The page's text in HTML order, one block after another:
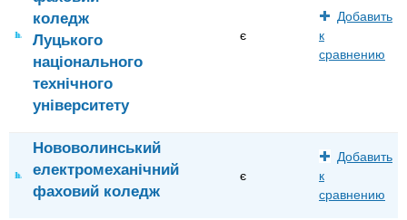
коледж
Луцького
національного
технічного
університету
є
Добавить
к
сравнению
Нововолинський
електромеханічний
фаховий коледж
є
Добавить
к
сравнению